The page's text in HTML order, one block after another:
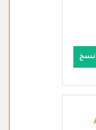
نسخ